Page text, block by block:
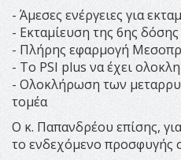
- Άμεσες ενέργειες για
- Εκταμίευση της 6ης δόσης
- Πλήρης εφαρμογή
- Το PSI plus να έχει
- Ολοκλήρωση των
τομέα
Ο κ. Παπανδρέου επίσης,
το ενδεχόμενο προσφυγής